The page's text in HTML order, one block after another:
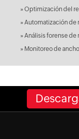
»Optimización del
» Automatización de
» Análisis forense de
» Monitoreo de